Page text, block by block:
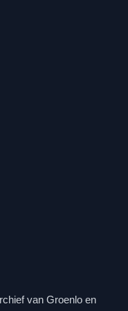
van Groenlo en